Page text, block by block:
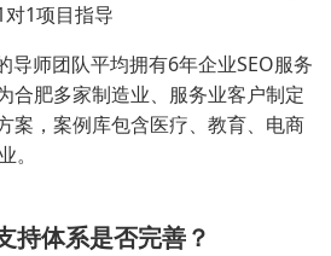
1项目指导
导师团队平均拥有6年企业SEO服务
合肥多家制造业、服务业客户制定
案，案例库包含医疗、教育、电商
。
持体系是否完善？